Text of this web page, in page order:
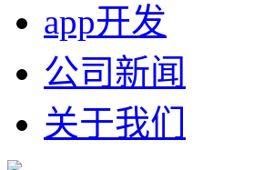
app开发
公司新闻
关于我们